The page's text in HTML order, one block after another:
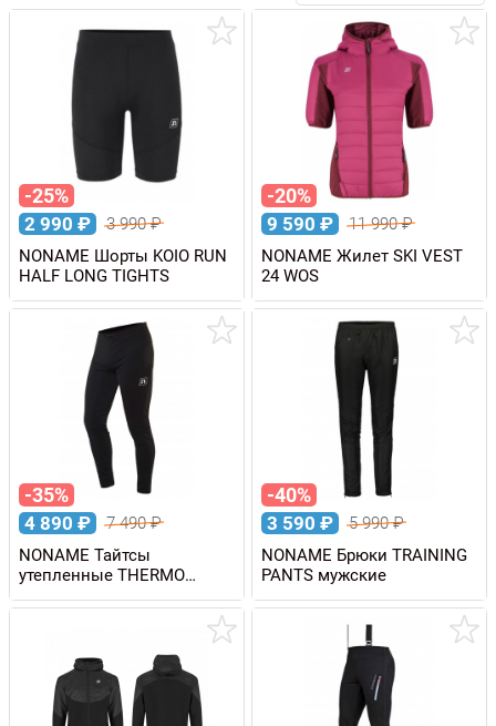
-25%
2 990 ₽ 3 990₽
NONAME Шорты KOIO RUN
HALF LONG TIGHTS
-20%
9 590 ₽ 11 990₽
NONAME Жилет SKI VEST
24 WOS
-35%
4 890 ₽ 7 490₽
NONAME Тайтсы
утепленные THERMO
TIGHTS
-40%
3 590 ₽ 5 990₽
NONAME Брюки TRAINING
PANTS мужские